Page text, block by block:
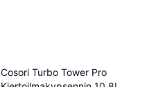
Cosori Turbo Tower Pro